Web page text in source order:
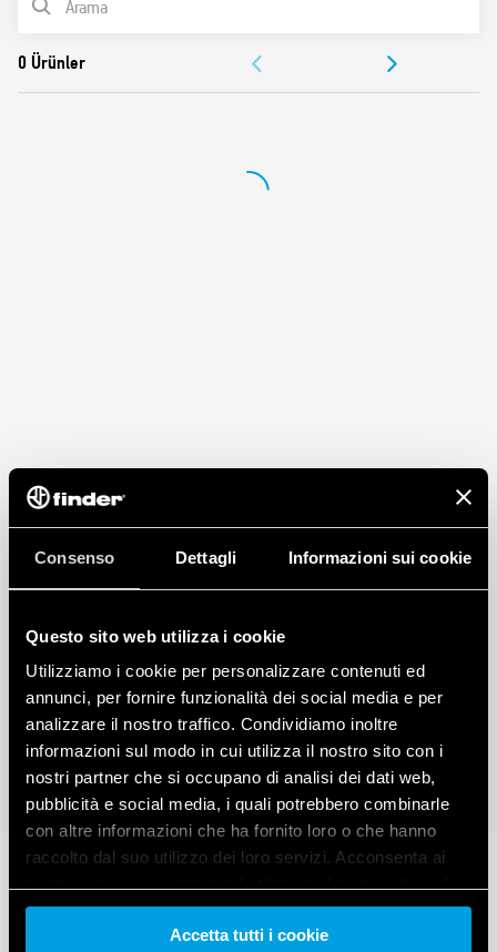
Consenso Dettagli Informazioni sui cookie
Questo sito web utilizza i cookie
Utilizziamo i cookie per personalizzare contenuti ed
annunci, per fornire funzionalità dei social media e per
analizzare il nostro traffico. Condividiamo inoltre
informazioni sul modo in cui utilizza il nostro sito con i
nostri partner che si occupano di analisi dei dati web,
pubblicità e social media, i quali potrebbero combinarle
con altre informazioni che ha fornito loro o che hanno
raccolto dal suo utilizzo dei loro servizi. Acconsenta ai
Vai alla Cookie Policy complet a
Accetta tutti i cookie
ONAYLAR